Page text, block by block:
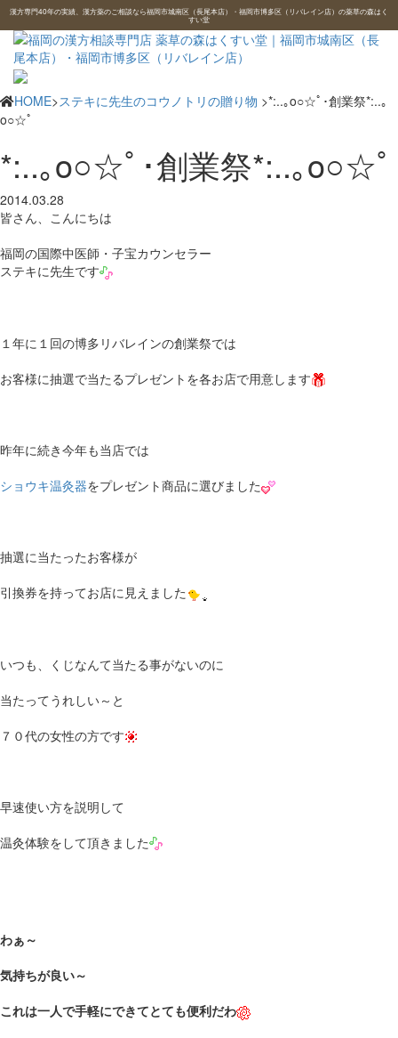
漢方専門40年の実績、漢方薬のご相談なら福岡市城南区（長尾本店）・福岡市博多区（リバレイン店）の薬草の森はく
すい堂
HOME>ステキに先生のコウノトリの贈り物 >*:..｡o○☆ﾟ･創業祭*:..｡
o○☆ﾟ
*:..｡o○☆ﾟ･創業祭*:..｡o○☆ﾟ
2014.03.28
皆さん、こんにちは
福岡の国際中医師・子宝カウンセラー
ステキに先生です
１年に１回の博多リバレインの創業祭では
お客様に抽選で当たるプレゼントを各お店で用意します
昨年に続き今年も当店では
ショウキ温灸器をプレゼント商品に選びました
抽選に当たったお客様が
引換券を持ってお店に見えました
いつも、くじなんて当たる事がないのに
当たってうれしい～と
７０代の女性の方です
早速使い方を説明して
温灸体験をして頂きました
わぁ～
気持ちが良い～
これは一人で手軽にできてとても便利だわ